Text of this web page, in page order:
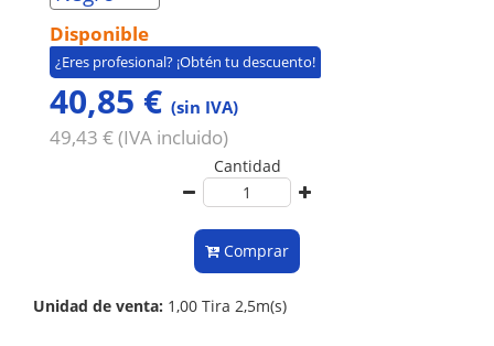
Disponible
¿Eres profesional? ¡Obtén tu descuento!
40,85 € (sin IVA)
49,43 € (IVA incluido)
Cantidad
Comprar
Unidad de venta: 1,00 Tira 2,5m(s)